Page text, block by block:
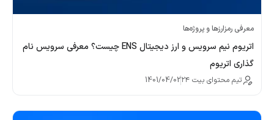
معرفی رمزارزها و پروژه‌ها
اتریوم نیم سرویس و ارز دیجیتال ENS چیست؟ معرفی سرویس نام
گذاری اتریوم
تیم محتوای بیت ۲۴ 1401/04/02